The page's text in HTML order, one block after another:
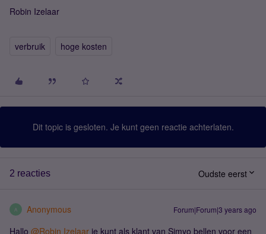
Robin Izelaar
verbruik hoge kosten
Dit topic is gesloten. Je kunt geen reactie achterlaten.
2 reacties Oudste eerst
A Anonymous Forum|Forum|3 years ago
Hallo @Robin Izelaar je kunt als klant van Simyo bellen voor een